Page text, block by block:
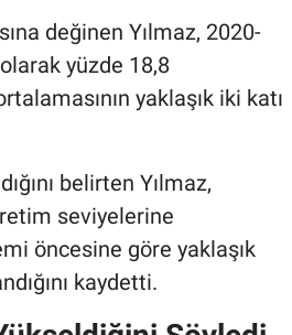
değinen Yılmaz, 2020-
yüzde 18,8
yaklaşık iki katı
belirten Yılmaz,
seviyelerine
öncesine göre yaklaşık
kaydetti.